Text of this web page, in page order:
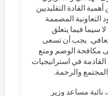
القادة التقليديين
التعاونية المصممة
سيما فيما يتعلق
يجب أن تسعى
مكافحة الوصم ومنع
القادمة في استراتيجيات
والرحمة.
مساعد وزير